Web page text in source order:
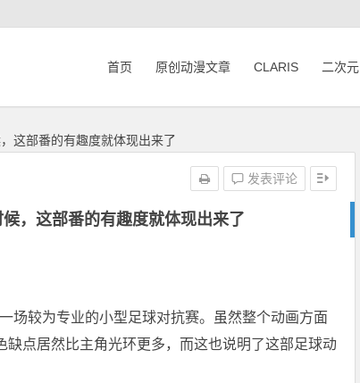
首页 原创动漫文章 CLARIS 二次元
这部番的有趣度就体现出来了
，这部番的有趣度就体现出来了
发表评论
场较为专业的小型足球对抗赛。虽然整个动画方面
缺点居然比主角光环更多，而这也说明了这部足球动